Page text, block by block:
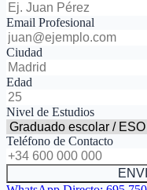
Email Profesional
Ciudad
Edad
Nivel de Estudios
Teléfono de Contacto